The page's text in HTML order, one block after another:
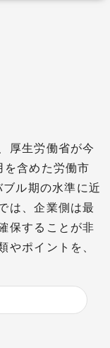
厚生労働省が今
含めた労働市
ル期の水準に近
は、企業側は最
保することが非
やポイントを、